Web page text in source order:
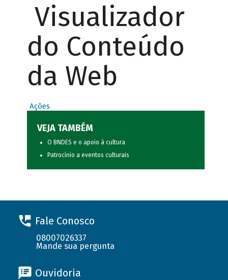
Visualizador
do Conteúdo
da Web
Ações
VEJA TAMBÉM
O BNDES e o apoio à cultura
Patrocínio a eventos culturais
Fale Conosco
08007026337
Mande sua pergunta
Ouvidoria